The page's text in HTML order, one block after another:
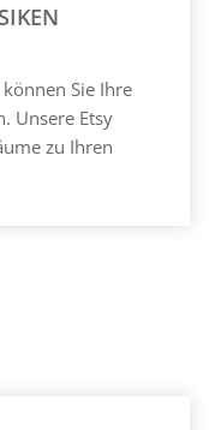
Sie Ihre
Unsere Etsy
zu Ihren